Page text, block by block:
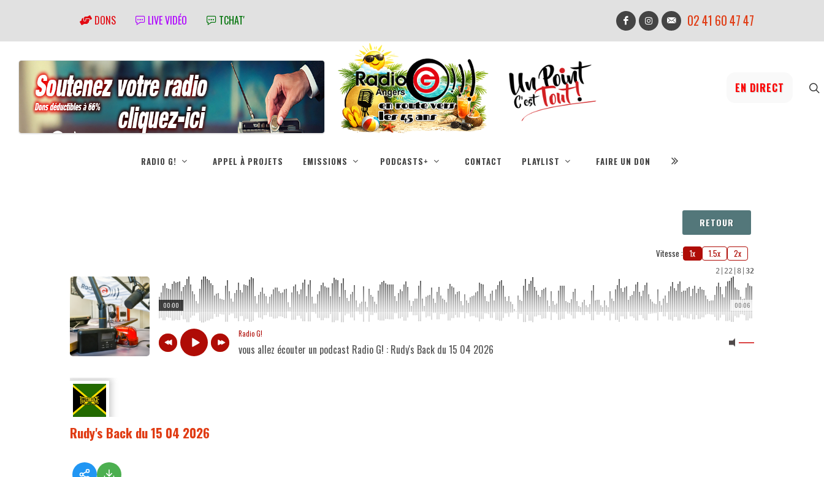
DONS LIVE VIDÉO TCHAT' 02 41 60 47 47
EN DIRECT
RADIO G! APPEL À PROJETS EMISSIONS PODCASTS+ CONTACT PLAYLIST FAIRE UN DON
RETOUR
Vitesse : 1x 1.5x 2x
2 22 8 32
00:06
00:00
Radio G!
vous allez écouter un podcast Radio G! : Rudy's Back du 15 04 2026
Rudy's Back du 15 04 2026